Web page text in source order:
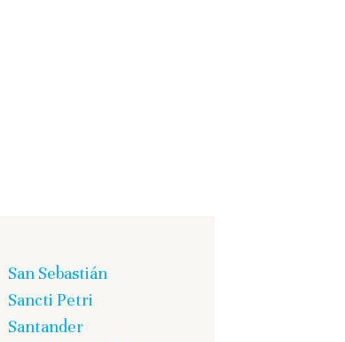
San Sebastián
Sancti Petri
Santander